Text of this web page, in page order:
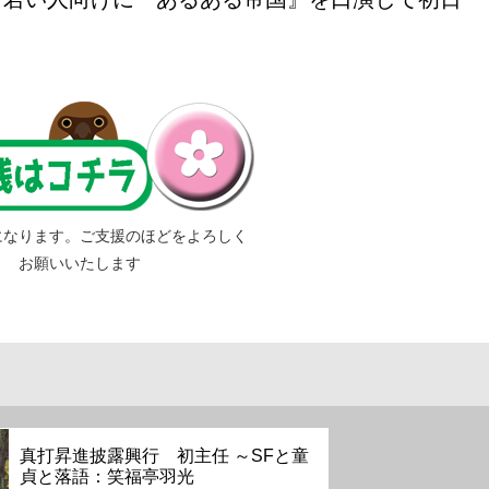
ります。ご支援のほどをよろしく
お願いいたします
真打昇進披露興行 初主任 ～SFと童
貞と落語：笑福亭羽光